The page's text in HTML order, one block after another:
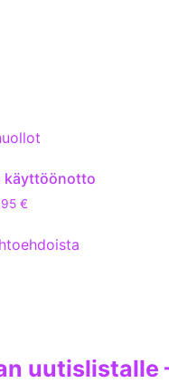
käyttöönotto
€
uutislistalle